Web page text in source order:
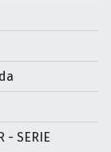
- SERIE